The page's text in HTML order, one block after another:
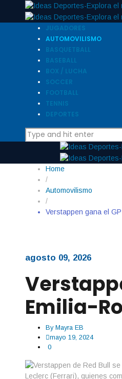
JUGADORES
AUTOMOVILISMO
BASQUETBALL
BASEBALL
BOX / LUCHA
SOCCER
FOOTBALL
TENNIS
DEPORTES
Home
/
Automovilismo
/
Verstappen gana el
agosto 09, 2026
Emilia-
By Mayra EB
mayo 19, 2024
0